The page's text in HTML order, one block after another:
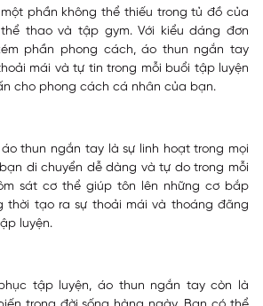
phần không thể thiếu trong tủ đồ của
thao và tập gym. Với kiểu dáng đơn
phần phong cách, áo thun ngắn tay
mái và tự tin trong mỗi buổi tập luyện
cho phong cách cá nhân của bạn.
thun ngắn tay là sự linh hoạt trong mọi
di chuyển dễ dàng và tự do trong mỗi
sát cơ thể giúp tôn lên những cơ bắp
thời tạo ra sự thoải mái và thoáng đãng
luyện.
tập luyện, áo thun ngắn tay còn là